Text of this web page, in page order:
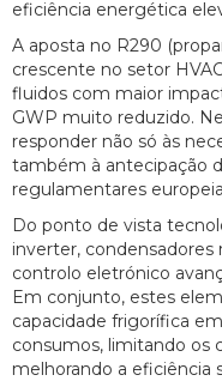
eficiência energética
A aposta no R290
crescente no setor
fluidos com maior
GWP muito reduzido.
responder não só às
também à antecipação
regulamentares
Do ponto de vista
inverter, condensadores
controlo eletrónico
Em conjunto, estes
capacidade frigorífica
consumos, limitando os
melhorando a eficiência